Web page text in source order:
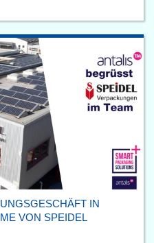
IN
VON SPEIDEL